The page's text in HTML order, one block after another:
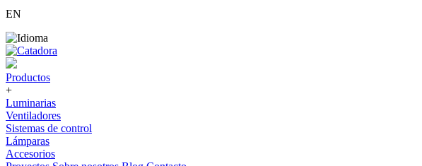
EN
Productos
+
Luminarias
Ventiladores
Sistemas de control
Lámparas
Accesorios